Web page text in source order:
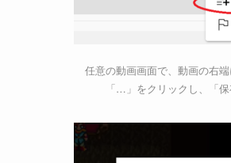
任意の動画画面で、動画の右
「…」をクリックし、「